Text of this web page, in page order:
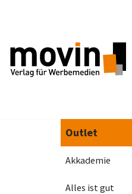
Inhalt
springen
Outlet
Akkademie
Alles ist gut